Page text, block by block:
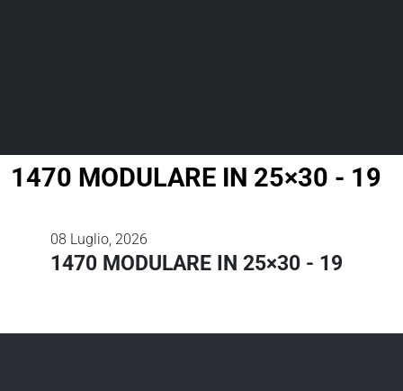
1470 MODULARE IN 25×30 ‐ 19
08 Luglio, 2026
1470 MODULARE IN 25×30 ‐ 19